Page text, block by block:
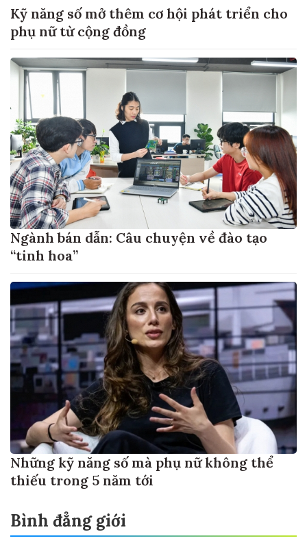
Kỹ năng số mở thêm cơ hội phát triển cho
phụ nữ từ cộng đồng
Ngành bán dẫn: Câu chuyện về đào tạo
“tinh hoa”
Những kỹ năng số mà phụ nữ không thể
thiếu trong 5 năm tới
Bình đẳng giới